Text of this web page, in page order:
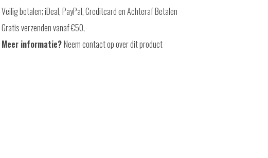
Veilig betalen; iDeal, PayPal, Creditcard en Achteraf Betalen
Gratis verzenden vanaf €50,-
Meer informatie?Neem contact op over dit product